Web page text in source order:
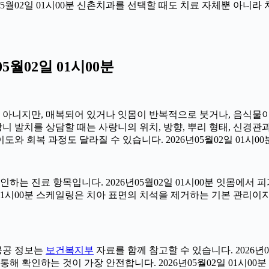
02일 01시00분 신촌치과를 선택할 때도 치료 자체뿐 아니
월02일 01시00분
니지만, 매복되어 있거나 잇몸이 반복적으로 붓거나, 음식
발치를 상담할 때는 사랑니의 위치, 방향, 뿌리 형태, 신경
와 회복 과정도 달라질 수 있습니다. 2026년05월02일 01시00
하는 진료 항목입니다. 2026년05월02일 01시00분 잇몸에서
00분 스케일링은 치아 표면의 치석을 제거하는 기본 관리
공 정보는 보건복지부 자료를 함께 참고할 수 있습니다. 2026
확인하는 것이 가장 안전합니다. 2026년05월02일 01시00분